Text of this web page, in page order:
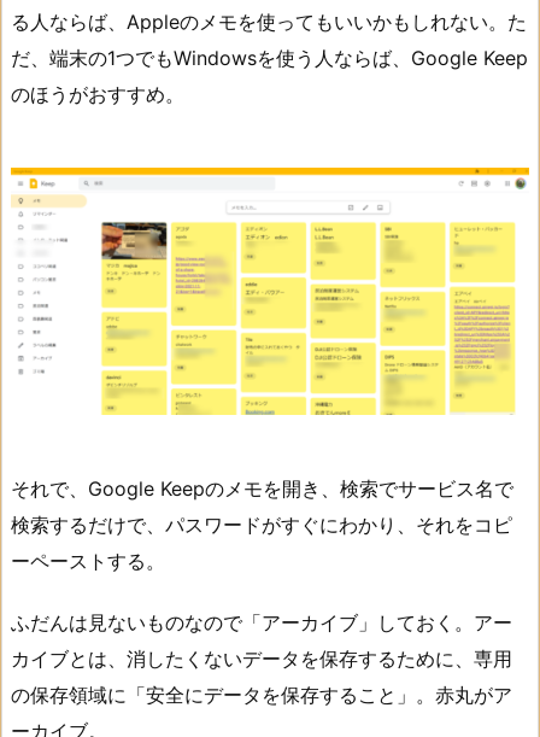
る人ならば、Appleのメモを使ってもいいかもしれない。た
だ、端末の1つでもWindowsを使う人ならば、Google Keep
のほうがおすすめ。
それで、Google Keepのメモを開き、検索でサービス名で
検索するだけで、パスワードがすぐにわかり、それをコピ
ーペーストする。
ふだんは見ないものなので「アーカイブ」しておく。アー
カイブとは、消したくないデータを保存するために、専用
の保存領域に「安全にデータを保存すること」。赤丸がア
ーカイブ。